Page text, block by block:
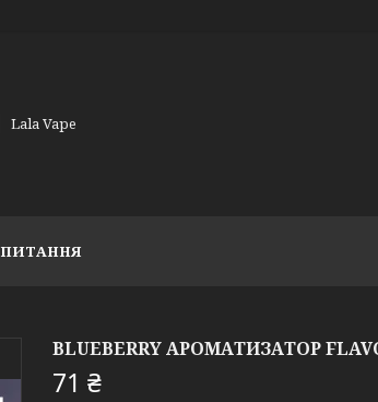
Lala Vape
ПИТАННЯ
BLUEBERRY АРОМАТИЗАТОР
71 ₴